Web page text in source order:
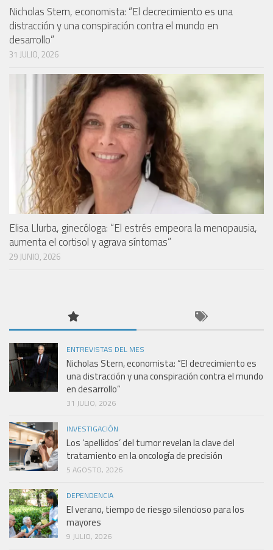
Nicholas Stern, economista: “El decrecimiento es una
distracción y una conspiración contra el mundo en
desarrollo”
31 JULIO, 2026
Elisa Llurba, ginecóloga: “El estrés empeora la menopausia,
aumenta el cortisol y agrava síntomas”
29 JUNIO, 2026
ENTREVISTAS DEL MES
Nicholas Stern, economista: “El decrecimiento es
una distracción y una conspiración contra el mundo
en desarrollo”
31 JULIO, 2026
INVESTIGACIÓN
Los ‘apellidos’ del tumor revelan la clave del
tratamiento en la oncología de precisión
5 AGOSTO, 2026
DEPENDENCIA
El verano, tiempo de riesgo silencioso para los
mayores
9 JULIO, 2026